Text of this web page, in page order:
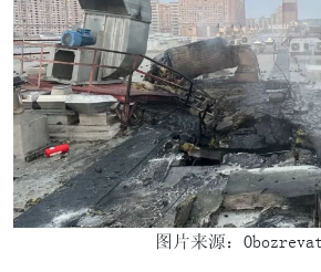
图片来源：